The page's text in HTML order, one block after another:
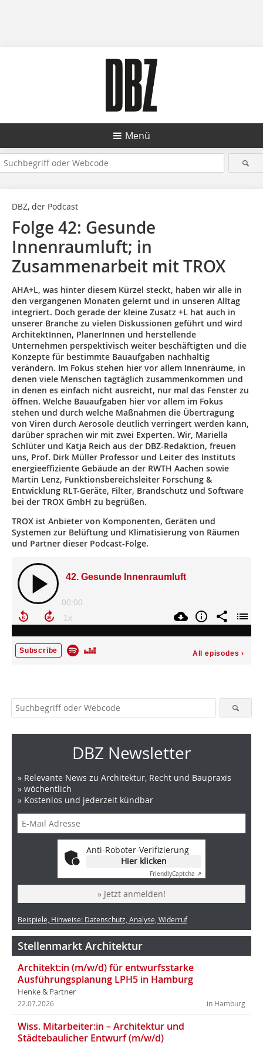
Menü
DBZ, der Podcast
Folge 42: Gesunde
Innenraumluft; in
Zusammenarbeit mit TROX
AHA+L, was hinter diesem Kürzel steckt, haben wir alle in
den vergangenen Monaten gelernt und in unseren Alltag
integriert. Doch gerade der kleine Zusatz +L hat auch in
unserer Branche zu vielen Diskussionen geführt und wird
ArchitektInnen, PlanerInnen und herstellende
Unternehmen perspektivisch weiter beschäftigten und die
Konzepte für bestimmte Bauaufgaben nachhaltig
verändern. Im Fokus stehen hier vor allem Innenräume, in
denen viele Menschen tagtäglich zusammenkommen und
in denen es einfach nicht ausreicht, nur mal das Fenster zu
öffnen. Welche Bauaufgaben hier vor allem im Fokus
stehen und durch welche Maßnahmen die Übertragung
von Viren durch Aerosole deutlich verringert werden kann,
darüber sprachen wir mit zwei Experten. Wir, Mariella
Schlüter und Katja Reich aus der DBZ-Redaktion, freuen
uns, Prof. Dirk Müller Professor und Leiter des Instituts
energieeffiziente Gebäude an der RWTH Aachen sowie
Martin Lenz, Funktionsbereichsleiter Forschung &
Entwicklung RLT-Geräte, Filter, Brandschutz und Software
bei der TROX GmbH zu begrüßen.
TROX ist Anbieter von Komponenten, Geräten und
Systemen zur Belüftung und Klimatisierung von Räumen
und Partner dieser Podcast-Folge.
DBZ Newsletter
» Relevante News zu Architektur, Recht und Baupraxis
» wöchentlich
» Kostenlos und jederzeit kündbar
Anti-Roboter-Verifizierung
Hier klicken
FriendlyCaptcha ⇗
» Jetzt anmelden!
Beispiele, Hinweise: Datenschutz, Analyse, Widerruf
Stellenmarkt Architektur
Architekt:in (m/w/d) für entwurfsstarke
Ausführungsplanung LPH5 in Hamburg
Henke & Partner
in Hamburg
22.07.2026
Wiss. Mitarbeiter:in – Architektur und
Städtebaulicher Entwurf (m/w/d)